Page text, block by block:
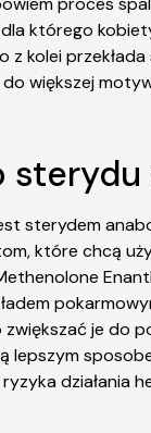
którego
kolei
większej
sterydem
które chcą
je do
działania